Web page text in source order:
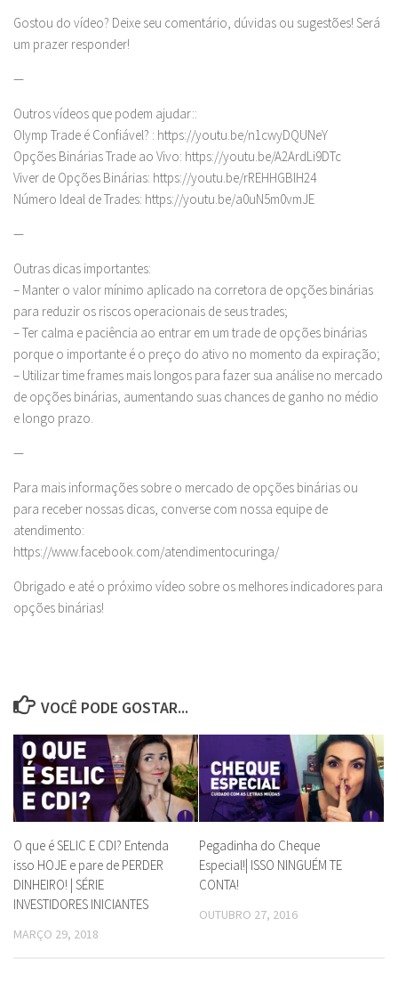
Gostou do vídeo? Deixe seu comentário, dúvidas ou sugestões! Será
um prazer responder!
—
Outros vídeos que podem ajudar::
Olymp Trade é Confiável? : https://youtu.be/n1cwyDQUNeY
Opções Binárias Trade ao Vivo: https://youtu.be/A2ArdLi9DTc
Viver de Opções Binárias: https://youtu.be/rREHHGBlH24
Número Ideal de Trades: https://youtu.be/a0uN5m0vmJE
—
Outras dicas importantes:
– Manter o valor mínimo aplicado na corretora de opções binárias
para reduzir os riscos operacionais de seus trades;
– Ter calma e paciência ao entrar em um trade de opções binárias
porque o importante é o preço do ativo no momento da expiração;
– Utilizar time frames mais longos para fazer sua análise no mercado
de opções binárias, aumentando suas chances de ganho no médio
e longo prazo.
—
Para mais informações sobre o mercado de opções binárias ou
para receber nossas dicas, converse com nossa equipe de
atendimento:
https://www.facebook.com/atendimentocuringa/
Obrigado e até o próximo vídeo sobre os melhores indicadores para
opções binárias!
VOCÊ PODE GOSTAR...
O que é SELIC E CDI? Entenda
isso HOJE e pare de PERDER
DINHEIRO! | SÉRIE
INVESTIDORES INICIANTES
MARÇO 29, 2018
Pegadinha do Cheque
Especial!| ISSO NINGUÉM TE
CONTA!
OUTUBRO 27, 2016